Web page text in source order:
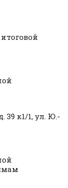
39 к1/1, ул. Ю.-